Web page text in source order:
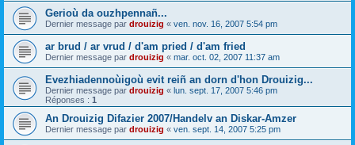
Gerioù da ouzhpennañ...
Dernier message par drouizig « ven. nov. 16, 2007 5:54 pm
ar brud / ar vrud / d'am pried / d'am fried
Dernier message par drouizig « mar. oct. 02, 2007 11:37 am
Evezhiadennoùigoù evit reiñ an dorn d'hon Drouizig...
Dernier message par drouizig « lun. sept. 17, 2007 5:46 pm
Réponses : 1
An Drouizig Difazier 2007/Handelv an Diskar-Amzer
Dernier message par drouizig « ven. sept. 14, 2007 5:25 pm